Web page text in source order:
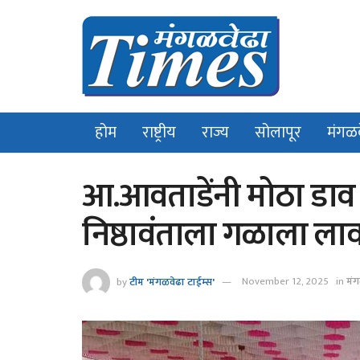
होम राष्ट्रीय राज्य सोलापूर
आ.आवताडेंनी मोठा
निष्ठावंताला गळाला
byटीम 'मंगळवेढा टाईम्स' November 12, 2025 in